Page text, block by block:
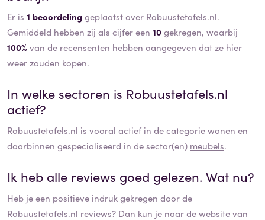
Er is 1 beoordelinggeplaatst over Robuustetafels.nl.
Gemiddeld hebben zij als cijfer een 10 gekregen, waarbij
100% van de recensenten hebben aangegeven dat ze hier
weer zouden kopen.
In welke sectoren is Robuustetafels.nl
actief?
Robuustetafels.nl is vooral actief in de categoriewonen en
daarbinnen gespecialiseerd in de sector(en) meubels.
Ik heb alle reviews goed gelezen. Wat nu?
Heb je een positieve indruk gekregen door de
Robuustetafels.nl reviews? Dan kun je naar de website van